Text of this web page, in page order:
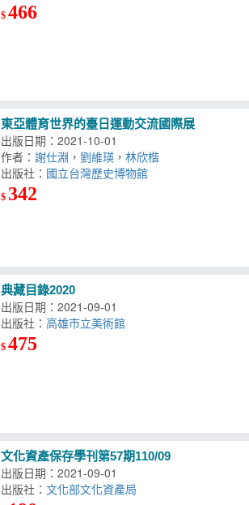
$466
東亞體育世界的臺日運動交流國際展
出版日期：2021-10-01
作者：謝仕淵 ，劉維瑛 ，林欣楷
出版社：
$ 342
典藏目錄2020
出版日期：2021-09-01
出版社：
$475
文化資產保存學刊第57期110/09
出版日期：2021-09-01
出版社：